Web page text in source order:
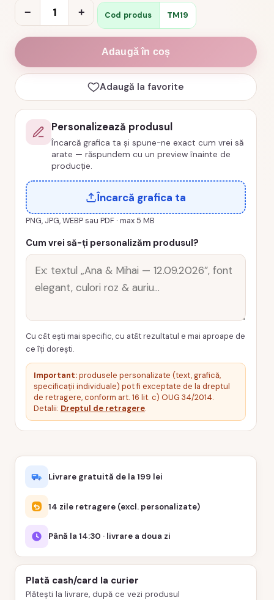
−
Cantitate
Tricou
petreceri
18
ani,
vinil
color,
cod
produs
+ Cod produs TM19
Adaugă în coș
Adaugă la favorite
Personalizează produsul
Încarcă grafica ta și spune-ne exact cum vrei să
arate — răspundem cu un preview înainte de
producție.
Încarcă grafica ta
PNG, JPG, WEBP sau PDF · max 5 MB
Cum vrei să-ți personalizăm produsul?
Cu cât ești mai specific, cu atât rezultatul e mai aproape de
ce îți dorești.
Important:produsele personalizate (text, grafică,
specificații individuale) pot fi exceptate de la dreptul
de retragere, conform art. 16 lit. c) OUG 34/2014.
Detalii: Dreptul de retragere.
Livrare gratuită de la 199 lei
14 zile retragere (excl. personalizate)
Până la 14:30 · livrare a doua zi
Plată cash/card la curier
Plătești la livrare, după ce vezi produsul